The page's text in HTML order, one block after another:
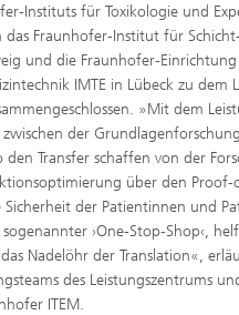
Instituts für Toxikologie und
das Fraunhofer-Institut für
und die Fraunhofer-
IMTE in Lübeck zu dem
»Mit dem
der
Transfer schaffen von der
über den
der Patientinnen und
›One-Stop-Shop‹,
Nadelöhr der Translation«,
des Leistungszentrums
ITEM.